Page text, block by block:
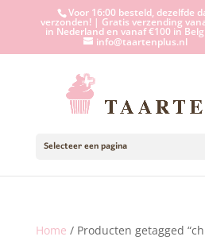
Voor 16:00 besteld, dezelfde
verzonden! | Gratis verzending
in Nederland en vanaf €100 in
info@taartenplus.nl
Selecteer een pagina
Home / Producten getagged